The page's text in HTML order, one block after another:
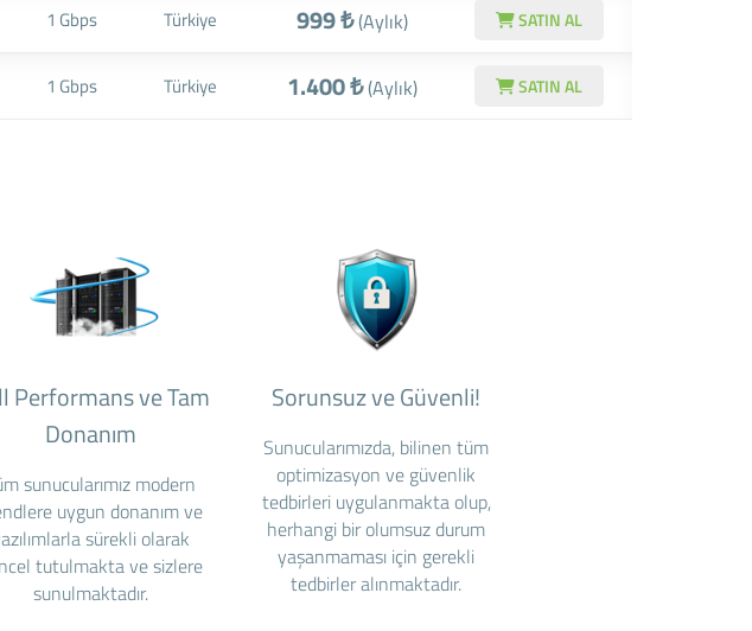
1 Gbps Türkiye 999 ₺(Aylık) SATIN AL
1 Gbps Türkiye 1.400 ₺(Aylık) SATIN AL
Performans ve Tam
Donanım
sunucularımız modern
uygun donanım ve
sürekli olarak
tutulmakta ve sizlere
sunulmaktadır.
Sorunsuz ve Güvenli!
Sunucularımızda, bilinen tüm
optimizasyon ve güvenlik
tedbirleri uygulanmakta olup,
herhangi bir olumsuz durum
yaşanmaması için gerekli
tedbirler alınmaktadır.